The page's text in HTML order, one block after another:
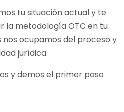
tu situación actual y te
la metodología OTC en tu
ocupamos del proceso y
jurídica.
y demos el primer paso